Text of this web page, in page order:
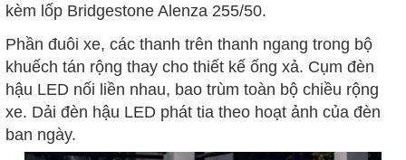
kèm lốp Bridgestone Alenza 255/50.
Phần đuôi xe, các thanh trên thanh ngang trong bộ
khuếch tán rộng thay cho thiết kế ống xả. Cụm đèn
hậu LED nối liền nhau, bao trùm toàn bộ chiều rộng
xe. Dải đèn hậu LED phát tia theo hoạt ảnh của đèn
ban ngày.